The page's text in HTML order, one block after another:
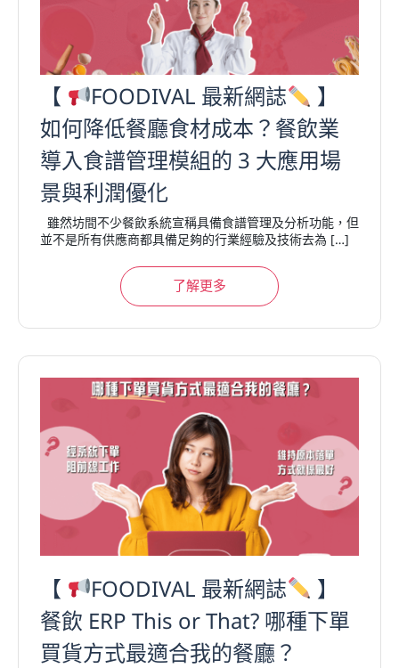
【 FOODIVAL 最新網誌
】
如何降低餐廳食材成本？餐飲業
導入食譜管理模組的 3 大應用場
景與利潤優化
雖然坊間不少餐飲系統宣稱具備食譜管理及分析功能，但
並不是所有供應商都具備足夠的行業經驗及技術去為 […]
了解更多
【 FOODIVAL 最新網誌
】
餐飲 ERP This or That? 哪種下單
買貨方式最適合我的餐廳？